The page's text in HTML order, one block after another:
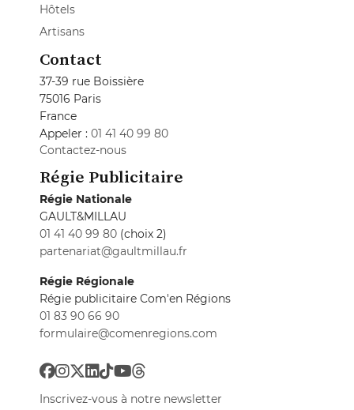
Hôtels
Artisans
Contact
37-39 rue Boissière
75016 Paris
France
Appeler : 01 41 40 99 80
Contactez-nous
Régie Publicitaire
Régie Nationale
GAULT&MILLAU
01 41 40 99 80 (choix 2)
partenariat@gaultmillau.fr
Régie Régionale
Régie publicitaire Com'en Régions
01 83 90 66 90
formulaire@comenregions.com
Inscrivez-vous à notre newsletter